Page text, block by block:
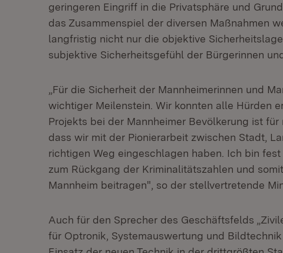
geringeren Eingriff in die Privatsphäre und
das Zusammenspiel der diversen Maßnahmen
langfristig nicht nur die objektive
subjektive Sicherheitsgefühl der Bürgerinnen
„Für die Sicherheit der Mannheimerinnen und
wichtiger Meilenstein. Wir konnten alle Hürden
Projekts bei der Mannheimer Bevölkerung ist
dass wir mit der Pionierarbeit zwischen Stadt,
richtigen Weg eingeschlagen haben. Ich bin
zum Rückgang der Kriminalitätszahlen und
Mannheim beitragen", so der stellvertretende
Auch für den Sprecher des Geschäftsfelds
für Optronik, Systemauswertung und